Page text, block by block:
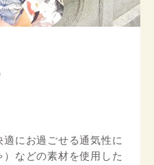
にお過ごせる通気性に
などの素材を使用した